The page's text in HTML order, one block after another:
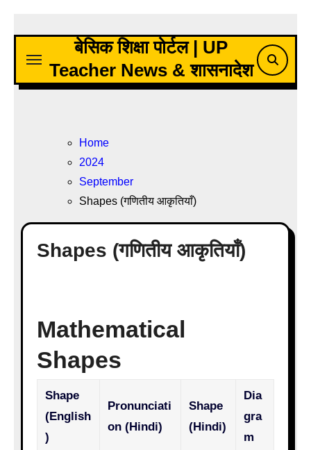
content
बेसिक शिक्षा पोर्टल | UP
Teacher News & शासनादेश
Home
2024
September
Shapes (गणितीय आकृतियाँ)
Shapes (गणितीय आकृतियाँ)
Mathematical
Shapes
Shape
(English
)
Pronunciati
on (Hindi)
Shape
(Hindi)
Dia
gra
m